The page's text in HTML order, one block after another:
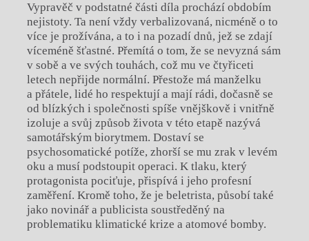
Vypravěč v podstatné části díla prochází obdobím
nejistoty. Ta není vždy verbalizovaná, nicméně o to
více je prožívána, a to i na pozadí dnů, jež se zdají
víceméně šťastné. Přemítá o tom, že se nevyzná sám
v sobě a ve svých touhách, což mu ve čtyřiceti
letech nepřijde normální. Přestože má manželku
a přátele, lidé ho respektují a mají rádi, dočasně se
od blízkých i společnosti spíše vnějškově i vnitřně
izoluje a svůj způsob života v této etapě nazývá
samotářským biorytmem. Dostaví se
psychosomatické potíže, zhorší se mu zrak v levém
oku a musí podstoupit operaci. K tlaku, který
protagonista pociťuje, přispívá i jeho profesní
zaměření. Kromě toho, že je beletrista, působí také
jako novinář a publicista soustředěný na
problematiku klimatické krize a atomové bomby.